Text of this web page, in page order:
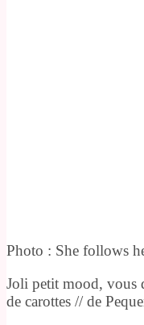
Photo : She follows
Joli petit mood, vous
de carottes // de